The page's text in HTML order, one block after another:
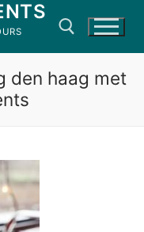
den haag met